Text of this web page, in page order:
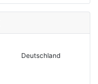
Deutschland